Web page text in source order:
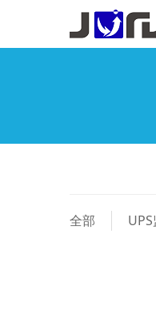
全部